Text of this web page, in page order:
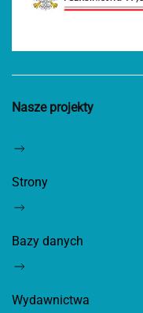
Nasze projekty
Strony
Bazy danych
Wydawnictwa